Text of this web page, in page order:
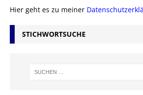
Hier geht es zu meiner
STICHWORTSUCHE